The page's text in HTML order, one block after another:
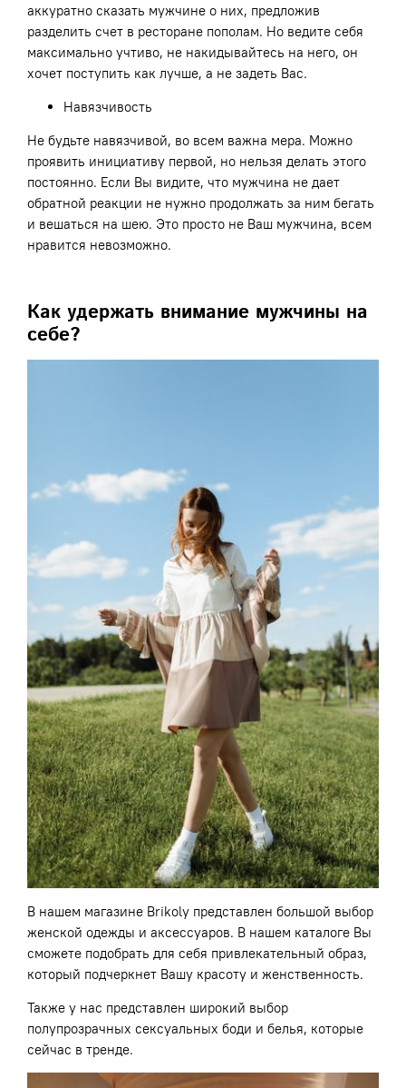
аккуратно сказать мужчине о них, предложив
разделить счет в ресторане пополам. Но ведите себя
максимально учтиво, не накидывайтесь на него, он
хочет поступить как лучше, а не задеть Вас.
Навязчивость
Не будьте навязчивой, во всем важна мера. Можно
проявить инициативу первой, но нельзя делать этого
постоянно. Если Вы видите, что мужчина не дает
обратной реакции не нужно продолжать за ним бегать
и вешаться на шею. Это просто не Ваш мужчина, всем
нравится невозможно.
Как удержать внимание мужчины на
себе?
В нашем магазине Brikoly представлен большой выбор
женской одежды и аксессуаров. В нашем каталоге Вы
сможете подобрать для себя привлекательный образ,
который подчеркнет Вашу красоту и женственность.
Также у нас представлен широкий выбор
полупрозрачных сексуальных боди и белья, которые
сейчас в тренде.